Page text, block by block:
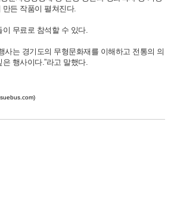
든 작품이 펼쳐진다.
무료로 참석할 수 있다.
사는 경기도의 무형문화재를 이해하고 전통의 의
행사이다.”라고 말했다.